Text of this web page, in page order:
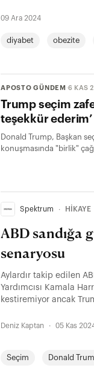
09 Ara 2024
diyabet obezite
APOSTO GÜNDEM ·6 KAS
Trump seçim
teşekkür ederim’
Donald Trump, Başkan
konuşmasında "birlik"
Spektrum ∙ HİKAYE
ABD sandığa
senaryosu
Aylardır takip edilen
Yardımcısı Kamala
kestiremiyor ancak
Deniz Kaptan · 05 Kas
Seçim Donald